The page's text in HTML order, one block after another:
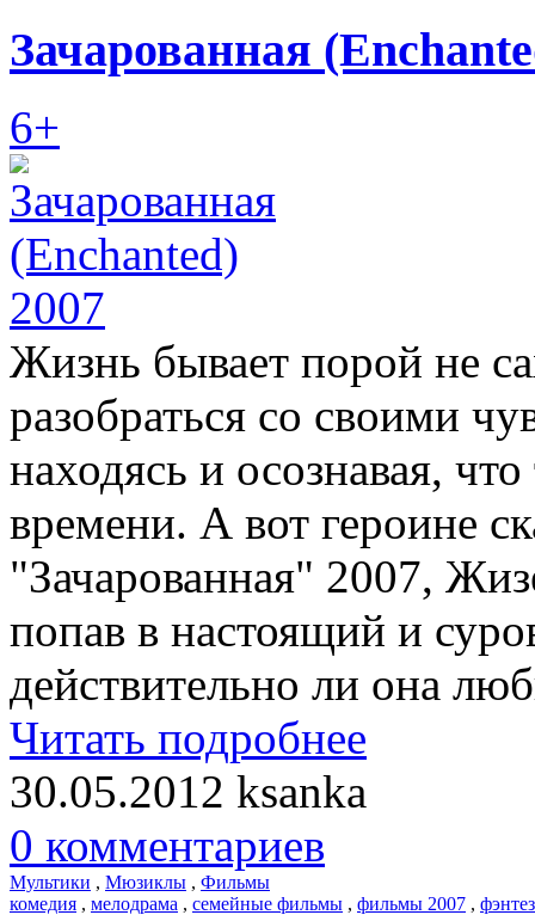
Зачарованная
6+
Жизнь бывает порой не
разобраться со своими
находясь и осознавая,
времени. А вот героине
"Зачарованная" 2007,
попав в настоящий и
действительно ли она
Читать подробнее
30.05.2012 ksanka
0 комментариев
Мультики , Мюзиклы , Фильмы
комедия , мелодрама , семейные фильмы , фильмы 2007 ,